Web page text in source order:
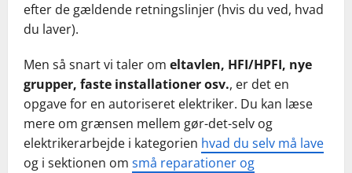
efter de gældende retningslinjer (hvis du ved, hvad
du laver).
Men så snart vi taler om eltavlen, HFI/HPFI, nye
grupper, faste installationer osv., er det en
opgave for en autoriseret elektriker. Du kan læse
mere om grænsen mellem gør-det-selv og
elektrikerarbejde i kategorien hvad du selv må lave
og i sektionen om små reparationer og